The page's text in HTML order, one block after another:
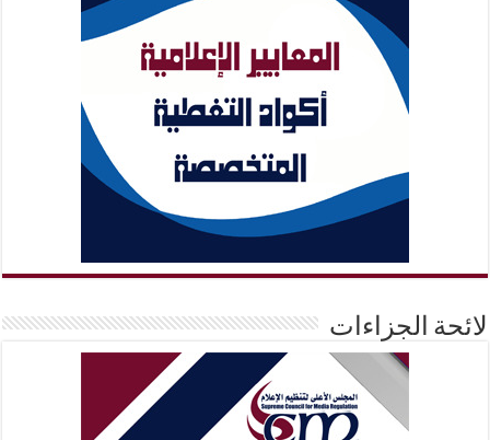
لائحة الجزاءات